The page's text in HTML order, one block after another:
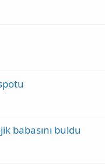
babasını buldu